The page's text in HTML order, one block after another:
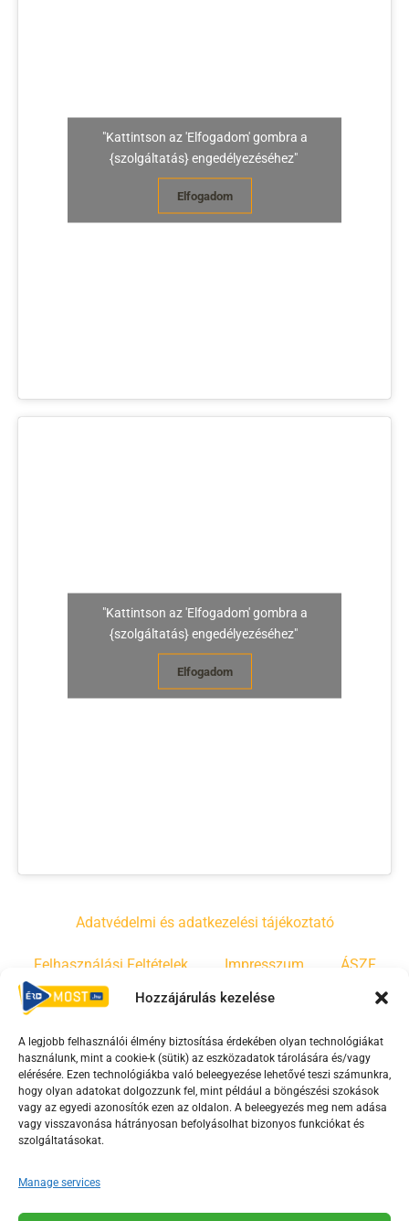
Hozzájárulás kezelése
A legjobb felhasználói élmény biztosítása érdekében olyan technológiákat
használunk, mint a cookie-k (sütik) az eszközadatok tárolására és/vagy
elérésére. Ezen technológiákba való beleegyezése lehetővé teszi számunkra,
hogy olyan adatokat dolgozzunk fel, mint például a böngészési szokások
vagy az egyedi azonosítók ezen az oldalon. A beleegyezés meg nem adása
vagy visszavonása hátrányosan befolyásolhat bizonyos funkciókat és
szolgáltatásokat.
Manage services
"Kattintson az 'Elfogadom' gombra a
{szolgáltatás} engedélyezéséhez"
Elfogadom
"Kattintson az 'Elfogadom' gombra a
{szolgáltatás} engedélyezéséhez"
Elfogadom
Adatvédelmi és adatkezelési tájékoztató
Felhasználási Feltételek Impresszum ÁSZF
Irányelvek Moderálási szabályzat
F
a
c
e
o
o
Y
o
u
t
b
e
T
i
k
Az Érd Média médiaszolgáltatási tevékenységét a